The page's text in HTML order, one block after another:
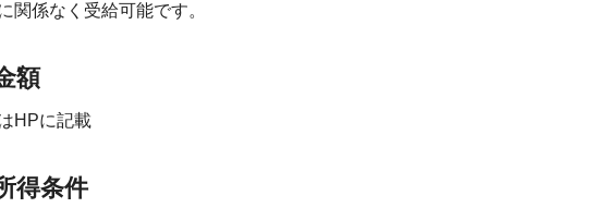
関係なく受給可能です。
額
HPに記載
得条件